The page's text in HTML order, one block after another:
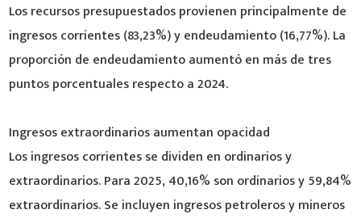
Los recursos presupuestados provienen principalmente de
ingresos corrientes (83,23%) y endeudamiento (16,77%). La
proporción de endeudamiento aumentó en más de tres
puntos porcentuales respecto a 2024.
Ingresos extraordinarios aumentan opacidad
Los ingresos corrientes se dividen en ordinarios y
extraordinarios. Para 2025, 40,16% son ordinarios y 59,84%
extraordinarios. Se incluyen ingresos petroleros y mineros